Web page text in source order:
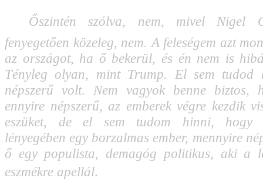
Őszintén szólva, nem, mivel Nigel
fenyegetően közeleg, nem. A feleségem azt
az országot, ha ő bekerül, és én nem is
Tényleg olyan, mint Trump. El sem tudod
népszerű volt. Nem vagyok benne biztos,
ennyire népszerű, az emberek végre kezdik
eszüket, de el sem tudom hinni, hogy
lényegében egy borzalmas ember, mennyire
ő egy populista, demagóg politikus, aki a
eszmékre apellál.